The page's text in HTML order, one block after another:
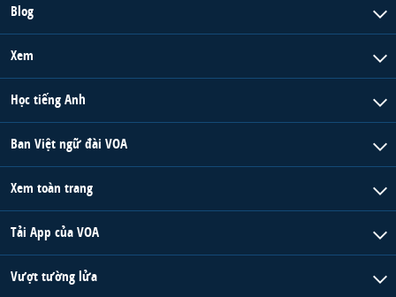
Blog
Xem
Học tiếng Anh
Ban Việt ngữ đài VOA
Xem toàn trang
Tải App của VOA
Vượt tường lửa